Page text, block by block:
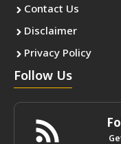
Contact Us
Disclaimer
Privacy Policy
Follow Us